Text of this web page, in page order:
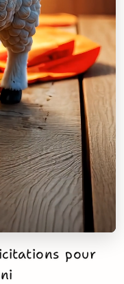
pour